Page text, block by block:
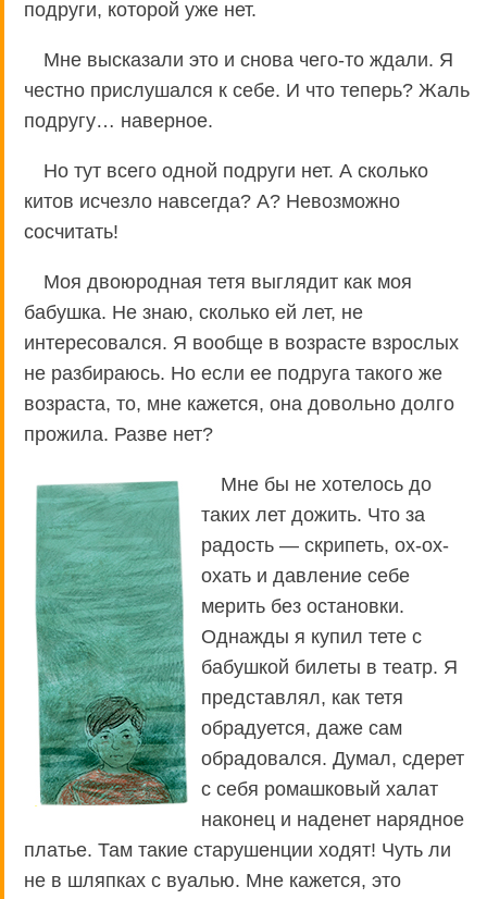
подруги, которой уже нет.
Мне высказали это и снова чего-то ждали. Я
честно прислушался к себе. И что теперь? Жаль
подругу… наверное.
Но тут всего одной подруги нет. А сколько
китов исчезло навсегда? А? Невозможно
сосчитать!
Моя двоюродная тетя выглядит как моя
бабушка. Не знаю, сколько ей лет, не
интересовался. Я вообще в возрасте взрослых
не разбираюсь. Но если ее подруга такого же
возраста, то, мне кажется, она довольно долго
прожила. Разве нет?
Мне бы не хотелось до
таких лет дожить. Что за
радость — скрипеть, ох-ох-
охать и давление себе
мерить без остановки.
Однажды я купил тете с
бабушкой билеты в театр. Я
представлял, как тетя
обрадуется, даже сам
обрадовался. Думал, сдерет
с себя ромашковый халат
наконец и наденет нарядное
платье. Там такие старушенции ходят! Чуть ли
не в шляпках с вуалью. Мне кажется, это